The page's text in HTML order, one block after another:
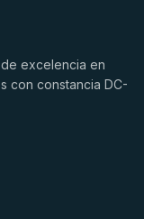
excelencia en
con constancia DC-